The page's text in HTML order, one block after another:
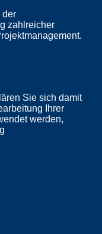
der
zahlreicher
Sie sich damit
Ihrer
werden,